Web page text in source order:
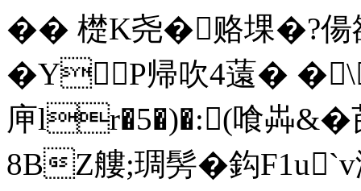
�� 檚K尧�赂堁�?偒
�Y P帰吹4薳�
庘lr�5�)�:(喰芔&�
8BZ艛;琱髣�鈎